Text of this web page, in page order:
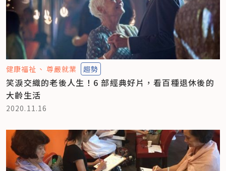
健康福祉 尊嚴就業 趨勢
笑淚交織的老後人生！6 部經典好片，看百種退休後的
大齡生活
2020.11.16